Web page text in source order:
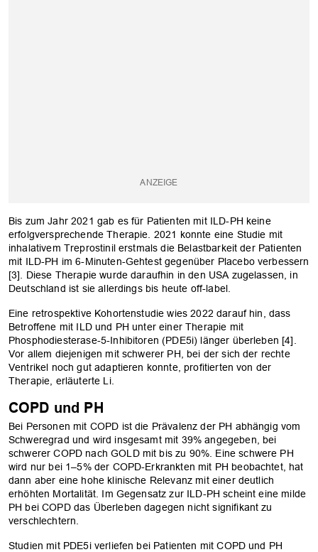
Bis zum Jahr 2021 gab es für Patienten mit ILD-PH keine
erfolgversprechende Therapie. 2021 konnte eine Studie mit
inhalativem Treprostinil erstmals die Belastbarkeit der Patienten
mit ILD-PH im 6-Minuten-Gehtest gegenüber Placebo verbessern
[3]. Diese Therapie wurde daraufhin in den USA zugelassen, in
Deutschland ist sie allerdings bis heute off-label.
Eine retrospektive Kohortenstudie wies 2022 darauf hin, dass
Betroffene mit ILD und PH unter einer Therapie mit
Phosphodiesterase-5-Inhibitoren (PDE5i) länger überleben [4].
Vor allem diejenigen mit schwerer PH, bei der sich der rechte
Ventrikel noch gut adaptieren konnte, profitierten von der
Therapie, erläuterte Li.
COPD und PH
Bei Personen mit COPD ist die Prävalenz der PH abhängig vom
Schweregrad und wird insgesamt mit 39% angegeben, bei
schwerer COPD nach GOLD mit bis zu 90%. Eine schwere PH
wird nur bei 1–5% der COPD-Erkrankten mit PH beobachtet, hat
dann aber eine hohe klinische Relevanz mit einer deutlich
erhöhten Mortalität. Im Gegensatz zur ILD-PH scheint eine milde
PH bei COPD das Überleben dagegen nicht signifikant zu
verschlechtern.
Studien mit PDE5i verliefen bei Patienten mit COPD und PH